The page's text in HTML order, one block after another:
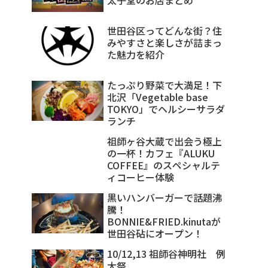
世田谷区ってどんな街？住
みやすさと楽しさが詰まっ
た魅力を紹介
たっぷり野菜で大満足！下
北沢「Vegetable base
TOKYO」でヘルシーサラダ
ランチ
祖師ヶ谷大蔵で出会う極上
の一杯！カフェ『ALUKU
COFFEE』のスペシャルテ
ィコーヒー体験
黒いハンバーガーで話題沸
騰！
BONNIE&FRIED.kinutaが
世田谷砧にオープン！
10/12,13 祖師谷神明社 例